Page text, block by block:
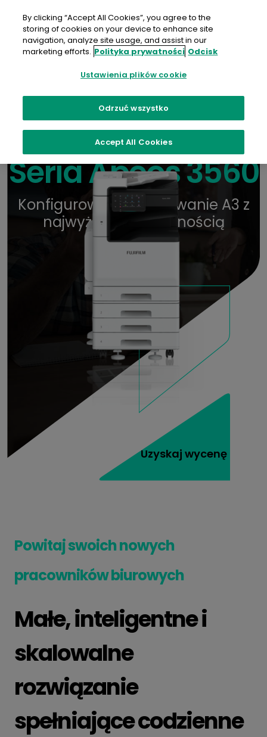
treści
Kontakt
Broszura Gdzie kupić
Seria Apeos 3560
Konfigurowalne drukowanie A3 z
najwyższą elastycznością
Uzyskaj wycenę
Powitaj swoich nowych
pracowników biurowych
Małe, inteligentne i
skalowalne
rozwiązanie
spełniające codzienne
By clicking “Accept All Cookies”, you agree to the
storing of cookies on your device to enhance site
navigation, analyze site usage, and assist in our
marketing efforts. Polityka prywatności Odcisk
Ustawienia plików cookie
Odrzuć wszystko
Accept All Cookies